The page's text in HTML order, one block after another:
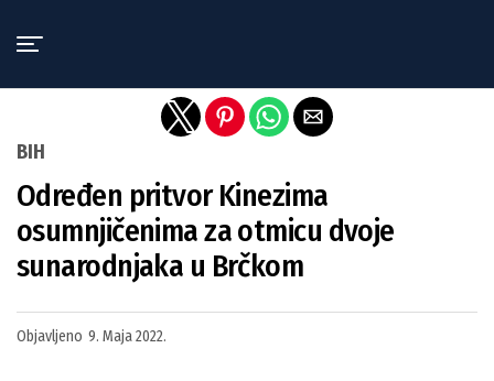
BIH
Određen pritvor Kinezima
osumnjičenima za otmicu dvoje
sunarodnjaka u Brčkom
Objavljeno 9. Maja 2022.